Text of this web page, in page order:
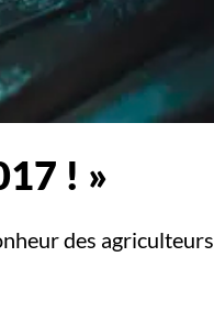
! »
des agriculteurs